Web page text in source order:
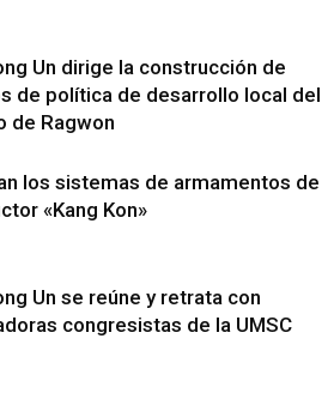
Un dirige la construcción de
de política de desarrollo local del
de Ragwon
los sistemas de armamentos de
«Kang Kon»
Un se reúne y retrata con
congresistas de la UMSC